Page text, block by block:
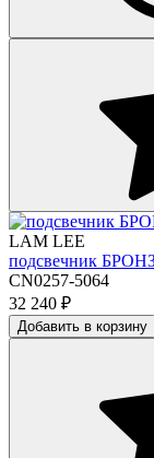
LAM LEE
подсвечник
CN0257-5064
32 240 ₽
Добавить в корзину